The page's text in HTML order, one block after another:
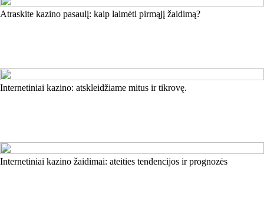
Atraskite kazino pasaulį: kaip laimėti pirmąjį žaidimą?
Internetiniai kazino: atskleidžiame mitus ir tikrovę.
Internetiniai kazino žaidimai: ateities tendencijos ir prognozės